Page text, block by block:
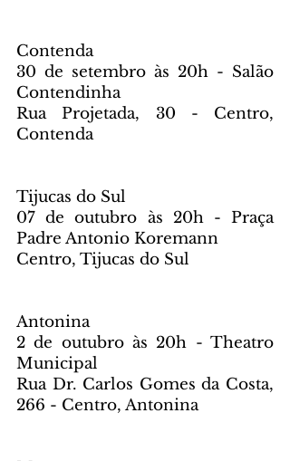
Contenda
30 de setembro às 20h - Salão
Contendinha
Rua Projetada, 30 - Centro,
Contenda
Tijucas do Sul
07 de outubro às 20h - Praça
Padre Antonio Koremann
Centro, Tijucas do Sul
Antonina
2 de outubro às 20h - Theatro
Municipal
Rua Dr. Carlos Gomes da Costa,
266 - Centro, Antonina